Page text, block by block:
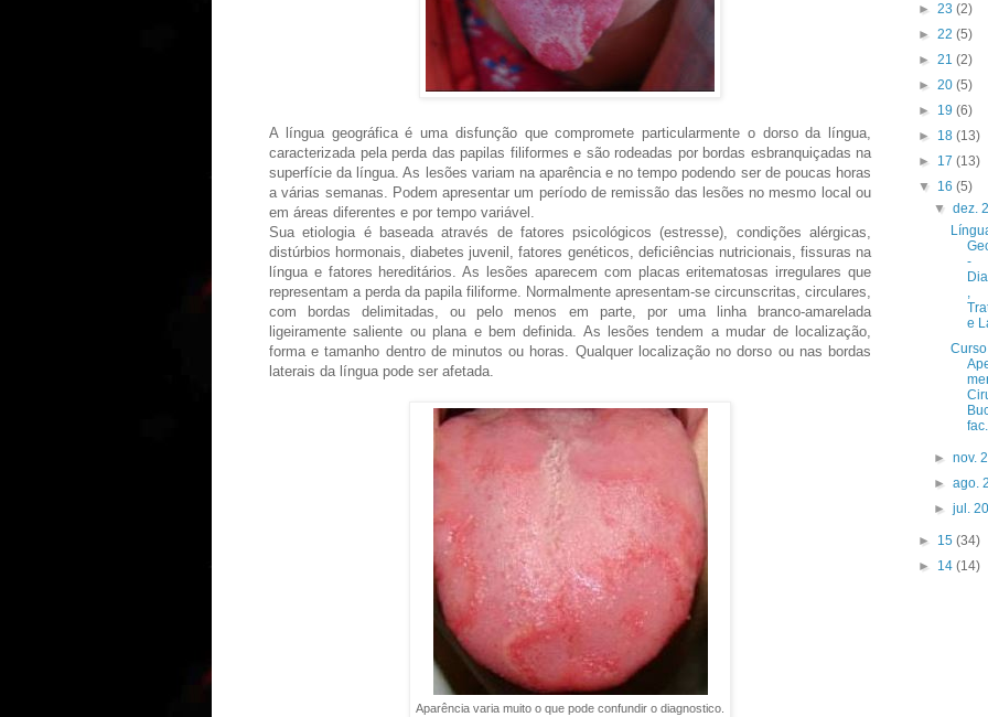
A língua geográfica é uma disfunção que compromete particularmente o dorso da língua,
caracterizada pela perda das papilas filiformes e são rodeadas por bordas esbranquiçadas na
superfície da língua. As lesões variam na aparência e no tempo podendo ser de poucas horas
a várias semanas. Podem apresentar um período de remissão das lesões no mesmo local ou
em áreas diferentes e por tempo variável.
Sua etiologia é baseada através de fatores psicológicos (estresse), condições alérgicas,
distúrbios hormonais, diabetes juvenil, fatores genéticos, deficiências nutricionais, fissuras na
língua e fatores hereditários. As lesões aparecem com placas eritematosas irregulares que
representam a perda da papila filiforme. Normalmente apresentam-se circunscritas, circulares,
com bordas delimitadas, ou pelo menos em parte, por uma linha branco-amarelada
ligeiramente saliente ou plana e bem definida. As lesões tendem a mudar de localização,
forma e tamanho dentro de minutos ou horas. Qualquer localização no dorso ou nas bordas
laterais da língua pode ser afetada.
Aparência varia muito o que pode confundir o diagnostico.
► 23 (2)
► 22 (5)
► 21 (2)
► 20 (5)
► 19 (6)
► 18 (13)
► 17 (13)
▼ 16 (5)
▼dez.
-
,
e
►nov.
►ago.
►jul.
► 15 (34)
► 14 (14)